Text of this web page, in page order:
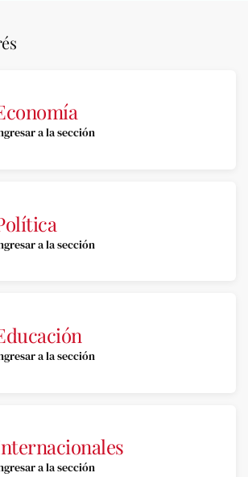
a la sección
a la sección
a la sección
a la sección